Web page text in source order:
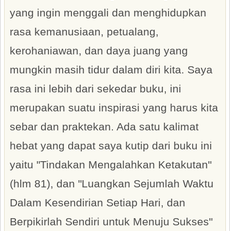
yang ingin menggali dan menghidupkan
rasa kemanusiaan, petualang,
kerohaniawan, dan daya juang yang
mungkin masih tidur dalam diri kita. Saya
rasa ini lebih dari sekedar buku, ini
merupakan suatu inspirasi yang harus kita
sebar dan praktekan. Ada satu kalimat
hebat yang dapat saya kutip dari buku ini
yaitu "Tindakan Mengalahkan Ketakutan"
(hlm 81), dan "Luangkan Sejumlah Waktu
Dalam Kesendirian Setiap Hari, dan
Berpikirlah Sendiri untuk Menuju Sukses"